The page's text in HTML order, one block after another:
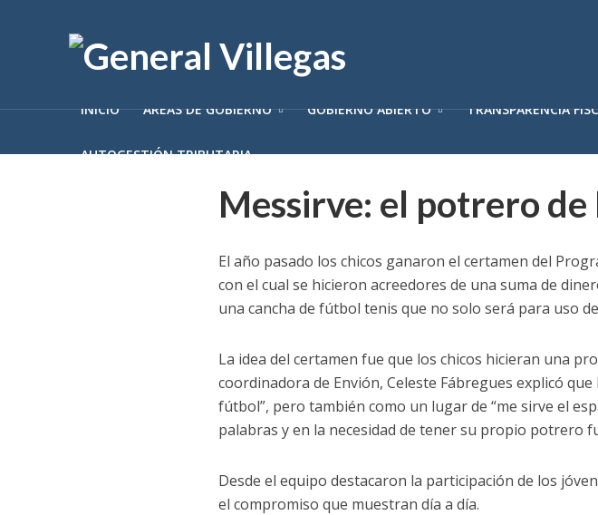
INICIO ÁREAS DE GOBIERNO GOBIERNO ABIERTO TRANSPARENCIA
AUTOGESTIÓN TRIBUTARIA
Messirve: el potrero de
El año pasado los chicos ganaron el certamen del
con el cual se hicieron acreedores de una suma de
una cancha de fútbol tenis que no solo será para uso
La idea del certamen fue que los chicos hicieran una
coordinadora de Envión, Celeste Fábregues explicó
fútbol”, pero también como un lugar de “me sirve el
palabras y en la necesidad de tener su propio potrero
Desde el equipo destacaron la participación de los
el compromiso que muestran día a día.